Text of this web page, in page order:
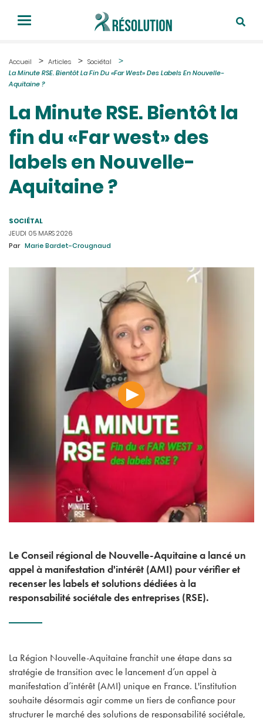
Accueil Articles
Sociétal
La Minute RSE. Bientôt La Fin Du «Far West» Des Labels En Nouvelle-
Aquitaine ?
La Minute RSE. Bientôt la
fin du «Far west» des
labels en Nouvelle-
Aquitaine ?
SOCIÉTAL
JEUDI 05 MARS 2026
Par Marie Bardet-Crougnaud
Le Conseil régional de Nouvelle-Aquitaine a lancé un
appel à manifestation d'intérêt (AMI) pour vérifier et
recenser les labels et solutions dédiées à la
responsabilité sociétale des entreprises (RSE).
La Région Nouvelle-Aquitaine franchit une étape dans sa
stratégie de transition avec le lancement d’un appel à
manifestation d’intérêt (AMI) unique en France. L'institution
souhaite désormais agir comme un tiers de confiance pour
structurer le marché des solutions de responsabilité sociétale,